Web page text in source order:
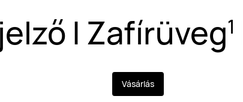
| Zafírüveg1
Vásárlás